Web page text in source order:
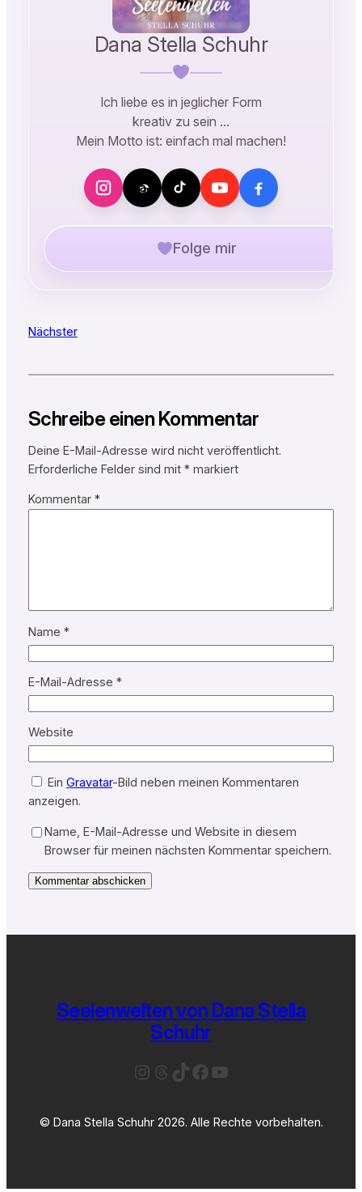
Dana Stella Schuhr
Ich liebe es in jeglicher Form
kreativ zu sein …
Mein Motto ist: einfach mal machen!
Folge mir
Nächster
Schreibe einen Kommentar
Deine E-Mail-Adresse wird nicht veröffentlicht.
Erforderliche Felder sind mit *markiert
Kommentar *
Name *
E-Mail-Adresse *
Website
Ein Gravatar-Bild neben meinen Kommentaren
anzeigen.
Name, E-Mail-Adresse und Website in diesem
Browser für meinen nächsten Kommentar speichern.
Seelenwelten von Dana Stella
Schuhr
Instagram
Threads
TikTok
Facebook
YouTube
© Dana Stella Schuhr 2026. Alle Rechte vorbehalten.